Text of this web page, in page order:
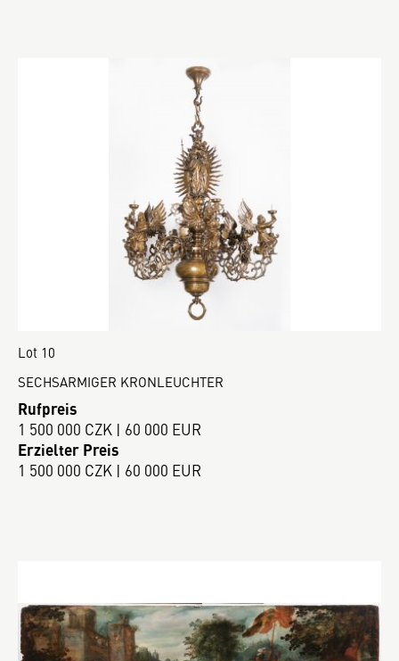
Lot 10
SECHSARMIGER KRONLEUCHTER
Rufpreis
1 500 000 CZK | 60 000 EUR
Erzielter Preis
1 500 000 CZK | 60 000 EUR